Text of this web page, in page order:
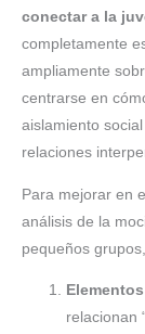
conectar a la
completamente
ampliamente
centrarse en
aislamiento
relaciones
Para mejorar en
análisis de la
pequeños
relacionan